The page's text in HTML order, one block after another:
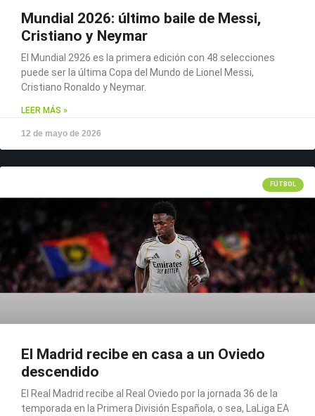
Mundial 2026: último baile de Messi,
Cristiano y Neymar
El Mundial 2926 es la primera edición con 48 selecciones
puede ser la última Copa del Mundo de Lionel Messi,
Cristiano Ronaldo y Neymar.
LEER MÁS »
12 de mayo de 2026
FÚTBOL
El Madrid recibe en casa a un Oviedo
descendido
El Real Madrid recibe al Real Oviedo por la jornada 36 de la
temporada en la Primera División Española, o sea, LaLiga EA